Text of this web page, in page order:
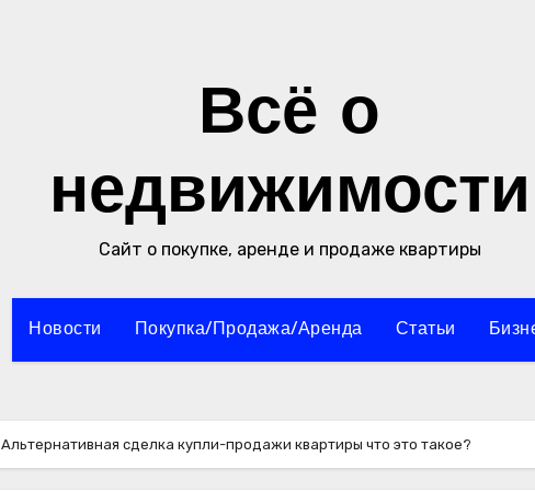
Всё о
недвижимости
Сайт о покупке, аренде и продаже квартиры
Новости Покупка/Продажа/Аренда Статьи
Альтернативная сделка купли-продажи квартиры что это такое?